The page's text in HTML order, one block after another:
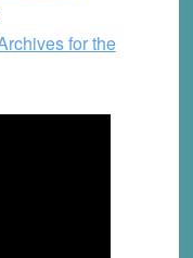
for the